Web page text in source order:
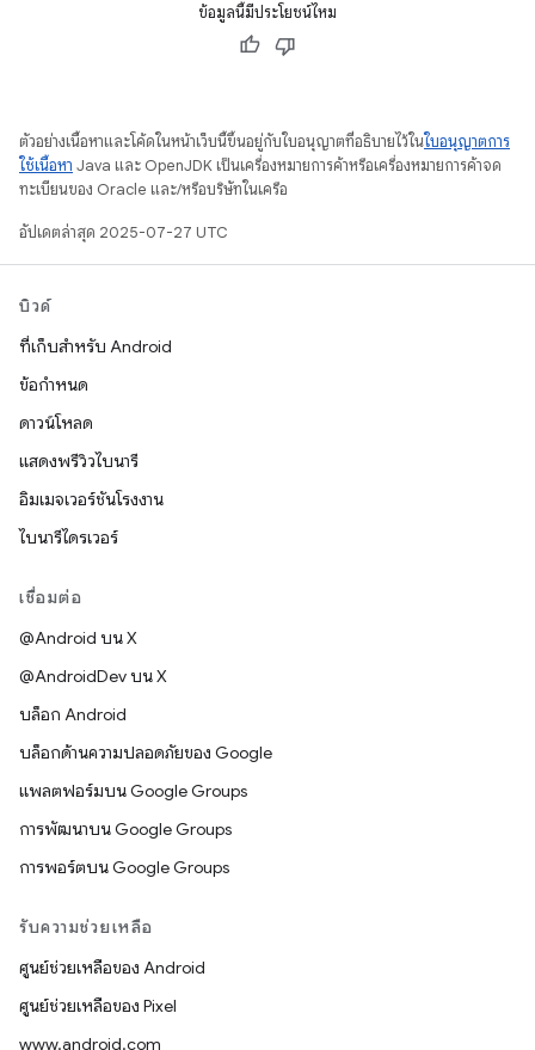
ข้อมูลนี้มีประโยชน์ไหม
ตัวอย่างเนื้อหาและโค้ดในหน้าเว็บนี้ขึ้นอยู่กับใบอนุญาตที่อธิบายไว้ในใบอนุญาตการ
ใช้เนื้อหา Java และ OpenJDK เป็นเครื่องหมายการค้าหรือเครื่องหมายการค้าจด
ทะเบียนของ Oracle และ/หรือบริษัทในเครือ
อัปเดตล่าสุด 2025-07-27 UTC
บิวด์
ที่เก็บสำหรับ Android
ข้อกำหนด
ดาวน์โหลด
แสดงพรีวิวไบนารี
อิมเมจเวอร์ชันโรงงาน
ไบนารีไดรเวอร์
เชื่อมต่อ
@Android บน X
@AndroidDev บน X
บล็อก Android
บล็อกด้านความปลอดภัยของ Google
แพลตฟอร์มบน Google Groups
การพัฒนาบน Google Groups
การพอร์ตบน Google Groups
รับความช่วยเหลือ
ศูนย์ช่วยเหลือของ Android
ศูนย์ช่วยเหลือของ Pixel
www.android.com